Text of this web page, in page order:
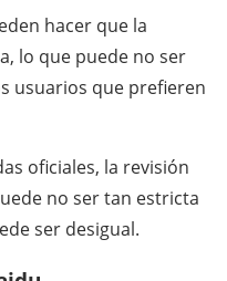
hacer que la
lo que puede no ser
usuarios que prefieren
oficiales, la revisión
no ser tan estricta
ser desigual.